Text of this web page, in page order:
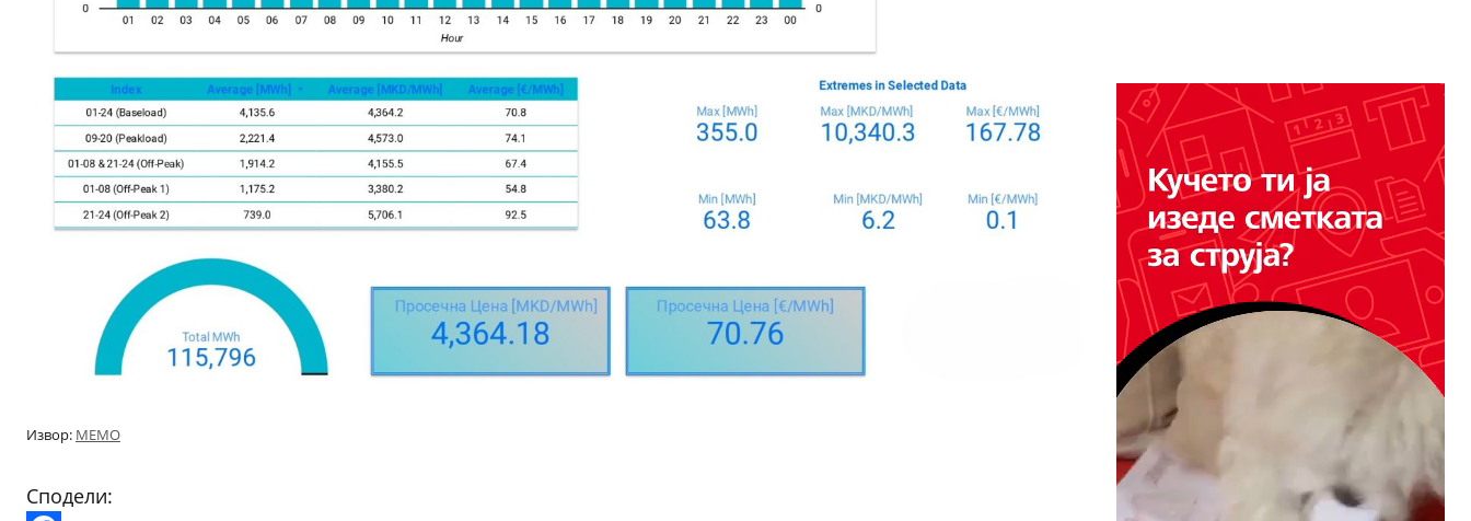
Извор: МЕМО
Сподели: